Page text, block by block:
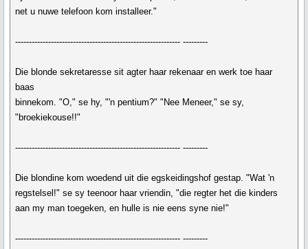
net u nuwe telefoon kom installeer."
------------------------------------------------------------ ---------
Die blonde sekretaresse sit agter haar rekenaar en werk toe haar
baas
binnekom. "O," se hy, "'n pentium?" "Nee Meneer," se sy,
"broekiekouse!!"
------------------------------------------------------------ ---------
Die blondine kom woedend uit die egskeidingshof gestap. "Wat 'n
regstelsel!" se sy teenoor haar vriendin, "die regter het die kinders
aan my man toegeken, en hulle is nie eens syne nie!"
------------------------------------------------------------ ---------